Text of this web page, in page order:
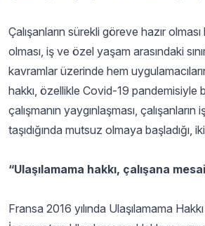
Çalışanların sürekli göreve hazır
olması, iş ve özel yaşam arasındaki
kavramlar üzerinde hem
hakkı, özellikle Covid-19 pandemisiyle
çalışmanın yaygınlaşması, çalışanların
taşıdığında mutsuz olmaya
“Ulaşılamama hakkı, çalışana
Fransa 2016 yılında Ulaşılamama